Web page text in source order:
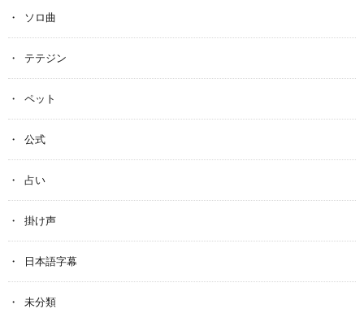
ソロ曲
テテジン
ペット
公式
占い
掛け声
日本語字幕
未分類